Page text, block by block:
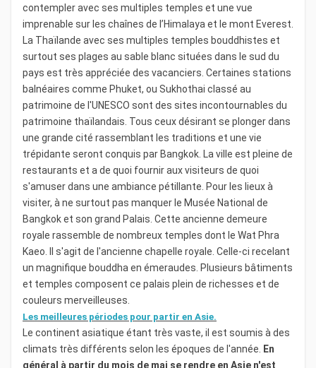
contempler avec ses multiples temples et une vue
imprenable sur les chaînes de l’Himalaya et le mont Everest.
La Thaïlande avec ses multiples temples bouddhistes et
surtout ses plages au sable blanc situées dans le sud du
pays est très appréciée des vacanciers. Certaines stations
balnéaires comme Phuket, ou Sukhothai classé au
patrimoine de l'UNESCO sont des sites incontournables du
patrimoine thaïlandais. Tous ceux désirant se plonger dans
une grande cité rassemblant les traditions et une vie
trépidante seront conquis par Bangkok. La ville est pleine de
restaurants et a de quoi fournir aux visiteurs de quoi
s'amuser dans une ambiance pétillante. Pour les lieux à
visiter, à ne surtout pas manquer le Musée National de
Bangkok et son grand Palais. Cette ancienne demeure
royale rassemble de nombreux temples dont le Wat Phra
Kaeo. Il s'agit de l'ancienne chapelle royale. Celle-ci recelant
un magnifique bouddha en émeraudes. Plusieurs bâtiments
et temples composent ce palais plein de richesses et de
couleurs merveilleuses.
Les meilleures périodes pour partir en Asie.
Le continent asiatique étant très vaste, il est soumis à des
climats très différents selon les époques de l'année.
En
général à partir du mois de mai se rendre en Asie n'est